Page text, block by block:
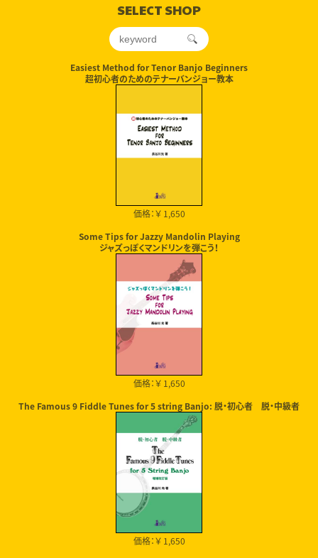
SELECT SHOP
Easiest Method for Tenor Banjo Beginners
超初心者のためのテナーバンジョー教本
価格：￥ 1,650
Some Tips for Jazzy Mandolin Playing
ジャズっぽくマンドリンを弾こう！
価格：￥ 1,650
The Famous 9 Fiddle Tunes for 5 string Banjo: 脱・初心者 脱・中級者
価格：￥ 1,650